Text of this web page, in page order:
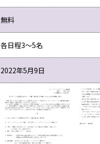
無料
各日程3～5名
2022年5月9日